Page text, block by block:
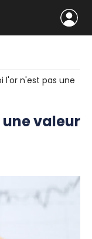
l'or n'est pas une
valeur